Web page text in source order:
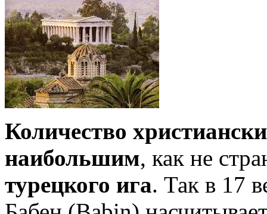
Количество
наибольшим, как не
турецкого ига. Так в 17